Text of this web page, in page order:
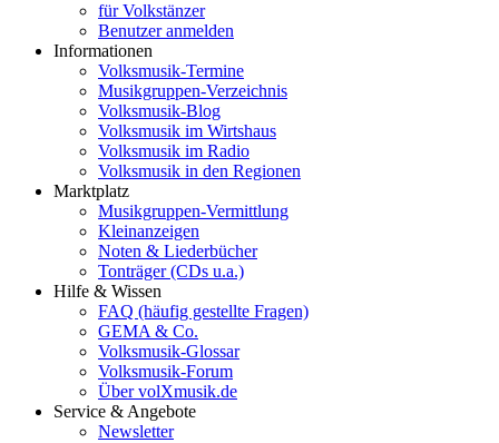
für Volkstänzer
Benutzer anmelden
Informationen
Volksmusik-Termine
Musikgruppen-Verzeichnis
Volksmusik-Blog
Volksmusik im Wirtshaus
Volksmusik im Radio
Volksmusik in den Regionen
Marktplatz
Musikgruppen-Vermittlung
Kleinanzeigen
Noten & Liederbücher
Tonträger (CDs u.a.)
Hilfe & Wissen
FAQ (häufig gestellte Fragen)
GEMA & Co.
Volksmusik-Glossar
Volksmusik-Forum
Über volXmusik.de
Service & Angebote
Newsletter